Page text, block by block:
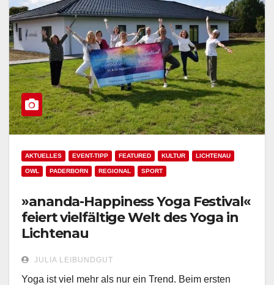
AKTUELLES EVENT-TIPP FEATURED KULTUR LICHTENAU
OWL PADERBORN REGIONAL SPORT
»ananda-Happiness Yoga Festival«
feiert vielfältige Welt des Yoga in
Lichtenau
JULIA LEIBUNDGUT
Yoga ist viel mehr als nur ein Trend. Beim ersten